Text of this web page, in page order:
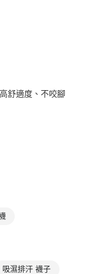
舒適度、不咬腳
吸濕排汗 襪子